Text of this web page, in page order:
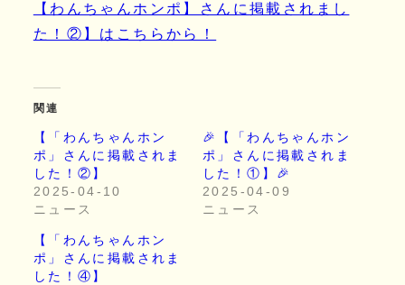
【わんちゃんホンポ】さんに掲載されまし
た！②】はこちらから！
関連
【「わんちゃんホン
ポ」さんに掲載されま
した！②】
2025-04-10
ニュース
🎉【「わんちゃんホン
ポ」さんに掲載されま
した！①】🎉
2025-04-09
ニュース
【「わんちゃんホン
ポ」さんに掲載されま
した！④】